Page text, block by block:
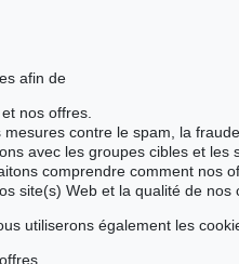
afin de
nos offres.
contre le spam, la
avec les groupes cibles et les
comprendre comment nos
site(s) Web et la qualité de nos
utiliserons également les